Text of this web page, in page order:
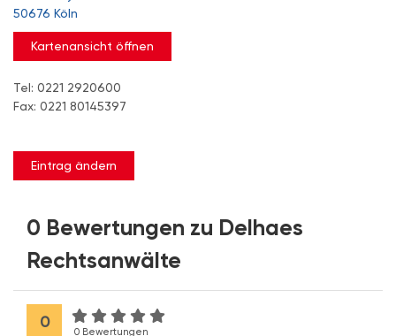
50676 Köln
Kartenansicht öffnen
Tel: 0221 2920600
Fax: 0221 80145397
Eintrag ändern
0 Bewertungen zu Delhaes
Rechtsanwälte
0
0 Bewertungen